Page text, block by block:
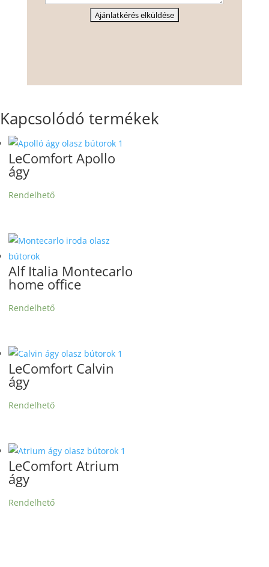
Kapcsolódó termékek
LeComfort Apollo
ágy
Rendelhető
Alf Italia Montecarlo
home office
Rendelhető
LeComfort Calvin
ágy
Rendelhető
LeComfort Atrium
ágy
Rendelhető